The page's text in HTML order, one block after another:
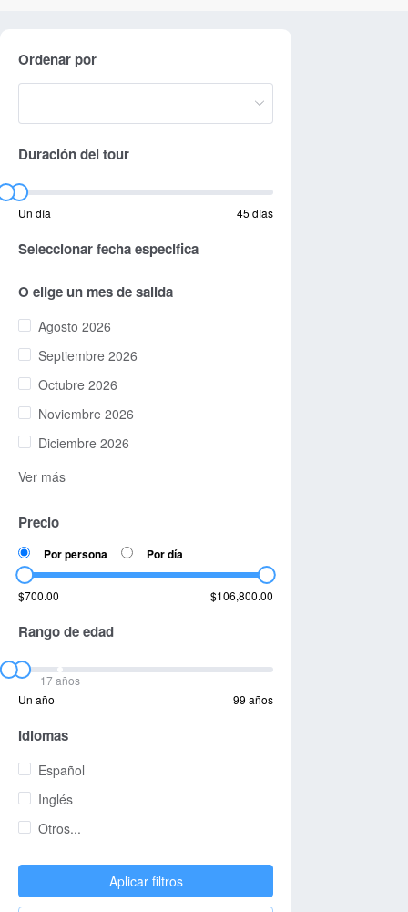
Ordenar por
Duración del tour
Un día 45 días
Seleccionar fecha especifica
O elige un mes de salida
Agosto 2026
Septiembre 2026
Octubre 2026
Noviembre 2026
Diciembre 2026
Ver más
Precio
Por persona Por día
$700.00 $106,800.00
Rango de edad
17 años
Un año
99 años
Idiomas
Español
Inglés
Otros...
Aplicar filtros